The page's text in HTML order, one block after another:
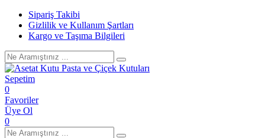
Sipariş Takibi
Gizlilik ve Kullanım Şartları
Kargo ve Taşıma Bilgileri
Sepetim
0
Favoriler
Üye Ol
0